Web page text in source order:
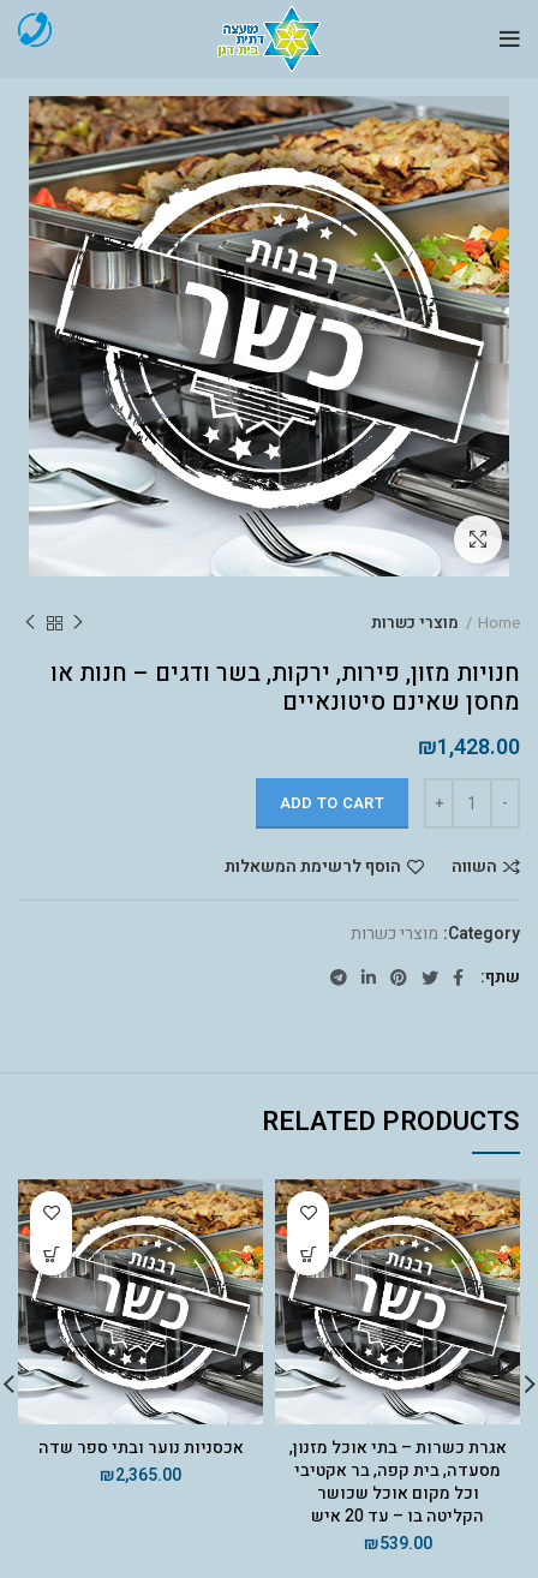
לחץ להגדלה
Home מוצרי כשרות
חנויות מזון, פירות, ירקות, בשר ודגים – חנות או
מחסן שאינם סיטונאיים
₪1,428.00
ADD TO CART
השווה הוסף לרשימת המשאלות
Category: מוצרי כשרות
שתף
RELATED PRODUCTS
אגרת כשרות – בתי אוכל מזנון,
מסעדה, בית קפה, בר אקטיבי
וכל מקום אוכל שכושר
הקליטה בו – עד 20 איש
₪539.00
אכסניות נוער ובתי ספר שדה
₪2,365.00